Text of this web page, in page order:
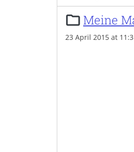
Meine
23 April 2015 at